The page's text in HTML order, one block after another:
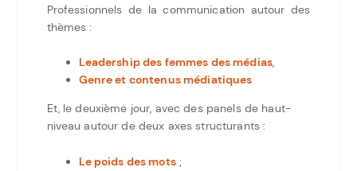
Professionnels de la communication autour des
thèmes :
Leadership des femmes des médias,
Genre et contenus médiatiques
Et, le deuxième jour, avec des panels de haut-
niveau autour de deux axes structurants :
Le poids des mots;